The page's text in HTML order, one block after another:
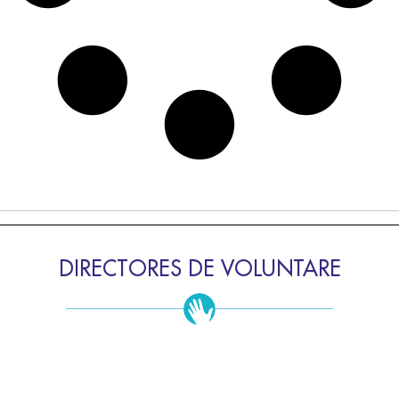
DIRECTORES DE VOLUNTARE